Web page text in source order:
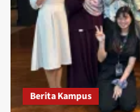
Berita Kampus